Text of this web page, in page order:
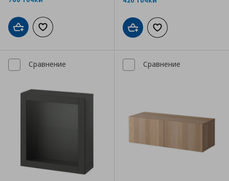
Добави в кошницата
Добави към списъка с любимиДобави в кошницата
Добави към
Сравнение Сравнение